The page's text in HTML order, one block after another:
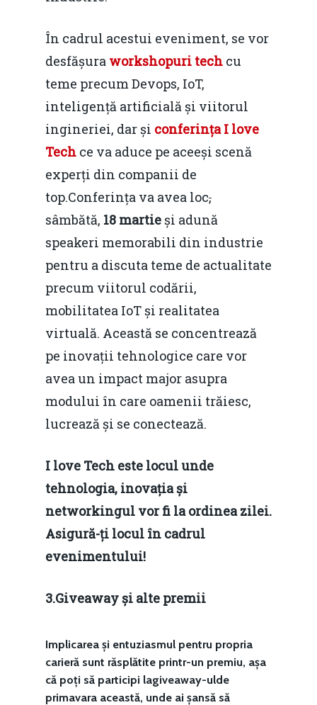
În cadrul acestui eveniment, se vor
desfășura workshopuri tech cu
teme precum Devops, IoT,
inteligență artificială și viitorul
ingineriei, dar și conferința I love
Tech ce va aduce pe aceeși scenă
experți din companii de
top.Conferința va avea loc,
sâmbătă, 18 martie și adună
speakeri memorabili din industrie
pentru a discuta teme de actualitate
precum viitorul codării,
mobilitatea IoT și realitatea
virtuală. Această se concentrează
pe inovații tehnologice care vor
avea un impact major asupra
modului în care oamenii trăiesc,
lucrează și se conectează.
I love Tech este locul unde
tehnologia, inovația și
networkingul vor fi la ordinea zilei.
Asigură-ți locul în cadrul
evenimentului!
3.Giveaway și alte premii
Implicarea și entuziasmul pentru propria
carieră sunt răsplătite printr-un premiu, așa
că poți să participi lagiveaway-ulde
primavara această, unde ai șansă să
Noutăți
Evenimente
Foto